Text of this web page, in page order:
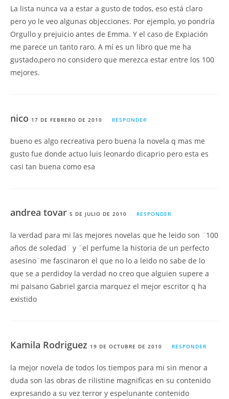
La lista nunca va a estar a gusto de todos, eso está claro
pero yo le veo algunas objecciones. Por ejemplo, yo pondría
Orgullo y prejuicio antes de Emma. Y el caso de Expiación
me parece un tanto raro. A mí es un libro que me ha
gustado,pero no considero que merezca estar entre los 100
mejores.
nico 17 DE FEBRERO DE 2010 RESPONDER
bueno es algo recreativa pero buena la novela q mas me
gusto fue donde actuo luis leonardo dicaprio pero esta es
casi tan buena como esa
andrea tovar 5 DE JULIO DE 2010 RESPONDER
la verdad para mi las mejores novelas que he leido son ¨100
años de soledad¨ y ¨el perfume la historia de un perfecto
asesino¨me fascinaron el que no lo a leido no sabe de lo
que se a perdidoy la verdad no creo que alguien supere a
mi paisano Gabriel garcia marquez el mejor escritor q ha
existido
Kamila Rodriguez 19 DE OCTUBRE DE 2010 RESPONDER
la mejor novela de todos los tiempos para mi sin menor a
duda son las obras de rilistine magnificas en su contenido
expresando a su vez terror y espelunante contenido